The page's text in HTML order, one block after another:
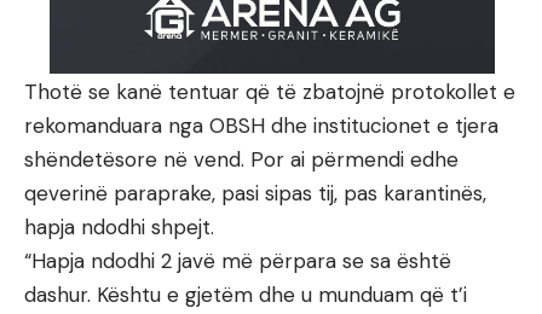
Thotë se kanë tentuar që të zbatojnë protokollet e
rekomanduara nga OBSH dhe institucionet e tjera
shëndetësore në vend. Por ai përmendi edhe
qeverinë paraprake, pasi sipas tij, pas karantinës,
hapja ndodhi shpejt.
“Hapja ndodhi 2 javë më përpara se sa është
dashur. Kështu e gjetëm dhe u munduam që t’i